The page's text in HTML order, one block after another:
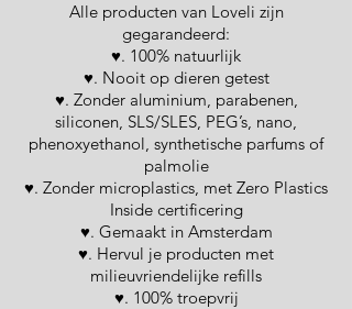
Alle producten van Loveli zijn
gegarandeerd:
♥. 100% natuurlijk
♥. Nooit op dieren getest
♥. Zonder aluminium, parabenen,
siliconen, SLS/SLES, PEG’s, nano,
phenoxyethanol, synthetische parfums of
palmolie
♥. Zonder microplastics, met Zero Plastics
Inside certificering
♥. Gemaakt in Amsterdam
♥. Hervul je producten met
milieuvriendelijke refills
♥. 100% troepvrij